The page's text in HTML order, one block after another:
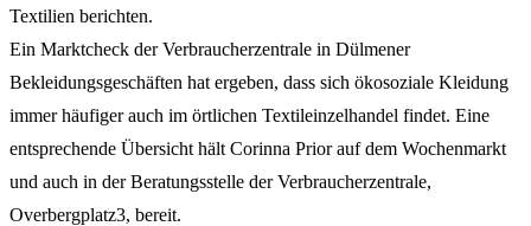
Textilien berichten.
Ein Marktcheck der Verbraucherzentrale in Dülmener
Bekleidungsgeschäften hat ergeben, dass sich ökosoziale Kleidung
immer häufiger auch im örtlichen Textileinzelhandel findet. Eine
entsprechende Übersicht hält Corinna Prior auf dem Wochenmarkt
und auch in der Beratungsstelle der Verbraucherzentrale,
Overbergplatz3, bereit.